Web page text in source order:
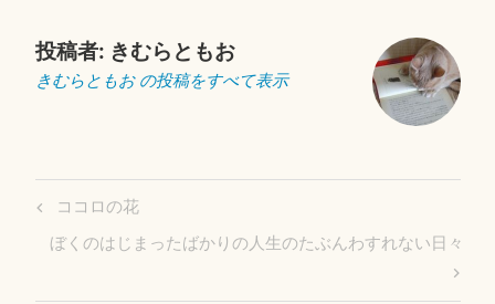
投稿者: きむらともお
きむらともお の投稿をすべて表示
投
稿
ナ
Previous
Post
ココロの花
Next
ぼくのはじまったばかりの人生のたぶんわすれない日々